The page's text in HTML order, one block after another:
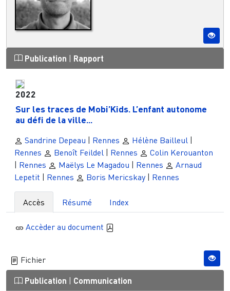
Publication | Rapport
2022
Sur les traces de Mobi’Kids. L’enfant autonome
au défi de la ville...
Sandrine Depeau Rennes Hélène Bailleul
Rennes
Benoît Feildel Rennes
Colin Kerouanton
Rennes Maëlys Le Magadou Rennes
Arnaud
Lepetit
Rennes Boris Mericskay Rennes
Accès Résumé Index
Accèder au document
Fichier
Publication Communication